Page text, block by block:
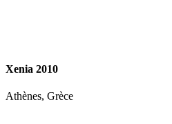
Xenia 2010
Athènes, Grèce